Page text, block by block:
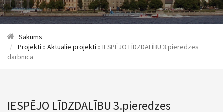
Sākums
Projekti » Aktuālie projekti » IESPĒJO LĪDZDALĪBU 3.pieredzes
darbnīca
IESPĒJO LĪDZDALĪBU 3.pieredzes